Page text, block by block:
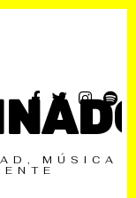
MÚSICA